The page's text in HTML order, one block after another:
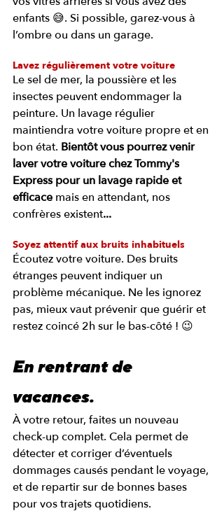
enfants 😅. Si possible, garez-vous à
l’ombre ou dans un garage.
Lavez régulièrement votre voiture
Le sel de mer, la poussière et les
insectes peuvent endommager la
peinture. Un lavage régulier
maintiendra votre voiture propre et en
bon état. Bientôt vous pourrez venir
laver votre voiture chez Tommy's
Express pour un lavage rapide et
efficace mais en attendant, nos
confrères existent...
Soyez attentif aux bruits inhabituels
Écoutez votre voiture. Des bruits
étranges peuvent indiquer un
problème mécanique. Ne les ignorez
pas, mieux vaut prévenir que guérir et
restez coincé 2h sur le bas-côté ! 😉
En rentrant de
vacances.
À votre retour, faites un nouveau
check-up complet. Cela permet de
détecter et corriger d’éventuels
dommages causés pendant le voyage,
et de repartir sur de bonnes bases
pour vos trajets quotidiens.